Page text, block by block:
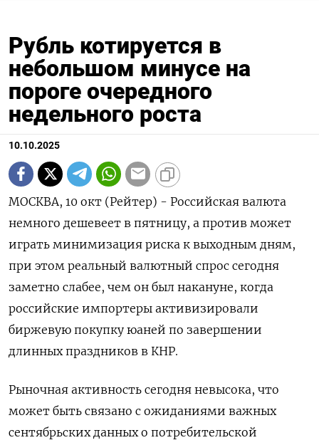
Рубль котируется в
небольшом минусе на
пороге очередного
недельного роста
10.10.2025
МОСКВА, 10 окт (Рейтер) - Российская валюта
немного дешевеет в пятницу, а против может
играть минимизация риска к выходным дням,
при этом реальный валютный спрос сегодня
заметно слабее, чем он был накануне, когда
российские импортеры активизировали
биржевую покупку юаней по завершении
длинных праздников в КНР.
Рыночная активность сегодня невысока, что
может быть связано с ожиданиями важных
сентябрьских данных о потребительской